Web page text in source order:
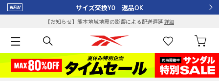
サイズ交換¥0 返品OK
【お知らせ】熊本地域地震の影響による配送遅延詳細